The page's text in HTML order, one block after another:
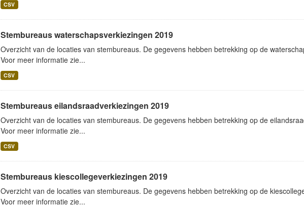
CSV
Stembureaus waterschapsverkiezingen 2019
Overzicht van de locaties van stembureaus. De gegevens hebben betrekking op de
Voor meer informatie zie...
CSV
Stembureaus eilandsraadverkiezingen 2019
Overzicht van de locaties van stembureaus. De gegevens hebben betrekking op de
Voor meer informatie zie...
CSV
Stembureaus kiescollegeverkiezingen 2019
Overzicht van de locaties van stembureaus. De gegevens hebben betrekking op de
Voor meer informatie zie...